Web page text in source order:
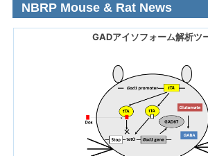
NBRP Mouse & Rat News
GADアイソフォーム解析ツ